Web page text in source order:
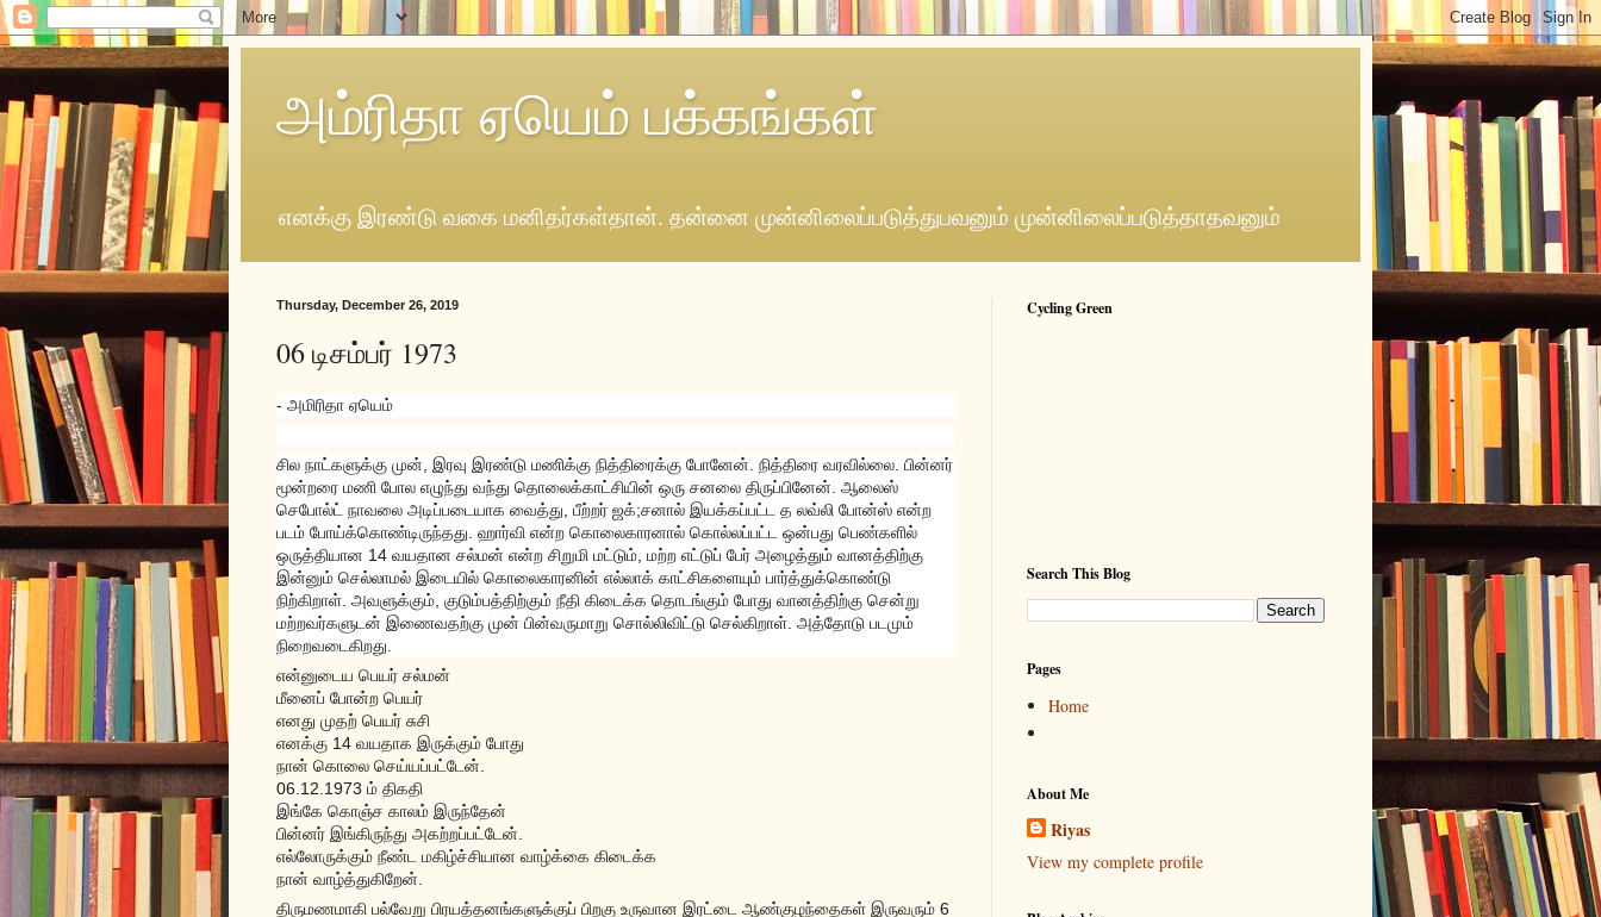
அம்ரிதா ஏயெம் பக்கங்கள்
எனக்கு இரண்டு வகை மனிதர்கள்தான். தன்னை முன்னிலைப்படுத்துபவனும் முன்னிலைப்படுத்தாதவனும்
Thursday, December 26, 2019
06 டிசம்பர் 1973
- அமிரிதா ஏயெம்
சில நாட்களுக்கு முன், இரவு இரண்டு மணிக்கு நித்திரைக்கு போனேன். நித்திரை வரவில்லை. பின்னர்
மூன்றரை மணி போல எழுந்து வந்து தொலைக்காட்சியின் ஒரு சனலை திருப்பினேன். ஆலைஸ்
செபோல்ட் நாவலை அடிப்படையாக வைத்து, பீற்றர் ஜக்;சனால் இயக்கப்பட்ட த லவ்லி போன்ஸ் என்ற
படம் போய்க்கொண்டிருந்தது. ஹார்வி என்ற கொலைகாரனால் கொல்லப்பட்ட ஒன்பது பெண்களில்
ஒருத்தியான 14 வயதான சல்மன் என்ற சிறுமி மட்டும், மற்ற எட்டுப் பேர் அழைத்தும் வானத்திற்கு
இன்னும் செல்லாமல் இடையில் கொலைகாரனின் எல்லாக் காட்சிகளையும் பார்த்துக்கொண்டு
நிற்கிறாள். அவளுக்கும், குடும்பத்திற்கும் நீதி கிடைக்க தொடங்கும் போது வானத்திற்கு சென்று
மற்றவர்களுடன் இணைவதற்கு முன் பின்வருமாறு சொல்லிவிட்டு செல்கிறாள். அத்தோடு படமும்
நிறைவடைகிறது.
என்னுடைய பெயர் சல்மன்
மீனைப் போன்ற பெயர்
எனது முதற் பெயர் சுசி
எனக்கு 14 வயதாக இருக்கும் போது
நான் கொலை செய்யப்பட்டேன்.
06.12.1973 ம் திகதி
இங்கே கொஞ்ச காலம் இருந்தேன்
பின்னர் இங்கிருந்து அகற்றப்பட்டேன்.
எல்லோருக்கும் நீண்ட மகிழ்ச்சியான வாழ்க்கை கிடைக்க
நான் வாழ்த்துகிறேன்.
திருமணமாகி பல்வேறு பிரயத்தனங்களுக்குப் பிறகு உருவான இரட்டை ஆண்குழந்தைகள் இருவரும் 6
Cycling Green
Search This Blog
Pages
Home
About Me
Riyas
View my complete profile